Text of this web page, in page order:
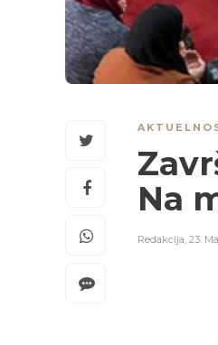
Na
Redakcija, 23.